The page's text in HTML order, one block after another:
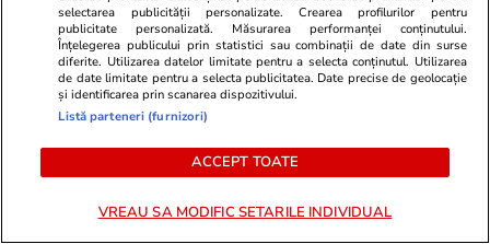
selectarea publicității personalizate. Crearea profilurilor pentru
publicitate personalizată. Măsurarea performanței conținutului.
Înțelegerea publicului prin statistici sau combinații de date din surse
diferite. Utilizarea datelor limitate pentru a selecta conținutul. Utilizarea
de date limitate pentru a selecta publicitatea. Date precise de geolocație
și identificarea prin scanarea dispozitivului.
Listă parteneri (furnizori)
ACCEPT TOATE
VREAU SA MODIFIC SETARILE INDIVIDUAL